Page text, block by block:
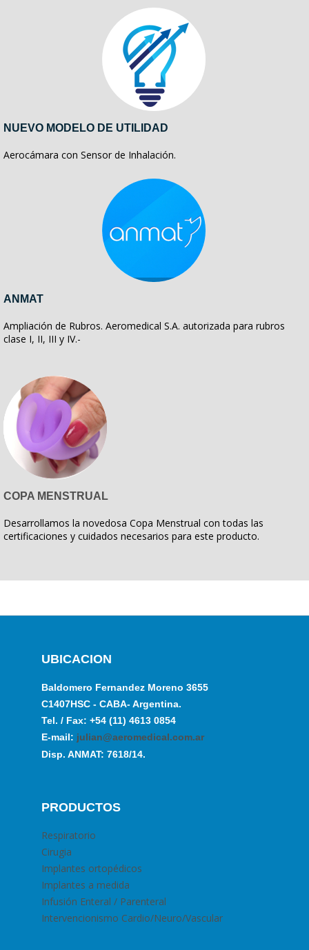
NUEVO MODELO DE UTILIDAD
Aerocámara con Sensor de Inhalación.
ANMAT
Ampliación de Rubros. Aeromedical S.A. autorizada para rubros
clase I, II, III y IV.-
COPA MENSTRUAL
Desarrollamos la novedosa Copa Menstrual con todas las
certificaciones y cuidados necesarios para este producto.
UBICACION
Baldomero Fernandez Moreno 3655
C1407HSC - CABA- Argentina.
Tel. / Fax: +54 (11) 4613 0854
E-mail: julian@aeromedical.com.ar
Disp. ANMAT: 7618/14.
PRODUCTOS
Respiratorio
Cirugia
Implantes ortopédicos
Implantes a medida
Infusión Enteral / Parenteral
Intervencionismo Cardio/Neuro/Vascular